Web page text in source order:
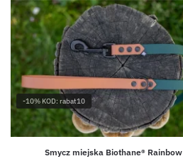
-10% KOD: rabat10
Smycz miejska Biothane® Rainbow